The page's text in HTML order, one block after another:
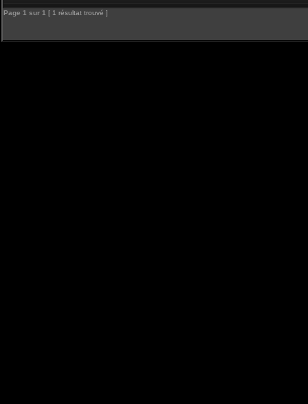
Page 1 sur 1 [ 1 résultat trouvé ]